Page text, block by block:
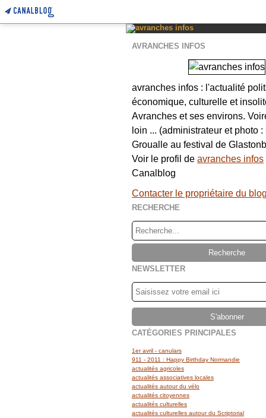
AVRANCHES INFOS
avranches infos : l'actualité
économique, culturelle et
Avranches et ses environs.
loin ... (administrateur et photo
Groualle au festival de
Voir le profil de avranches infos
Canalblog
Contacter le propriétaire du blog
RECHERCHE
NEWSLETTER
CATÉGORIES PRINCIPALES
1er avril - canulars
911 - 2011 : Happy Birthday Normandie
actualités agricoles
actualités associatives locales
actualités autour du vélo
actualités citoyennes
actualités culturelles
actualités culturelles autour du Scriptorial